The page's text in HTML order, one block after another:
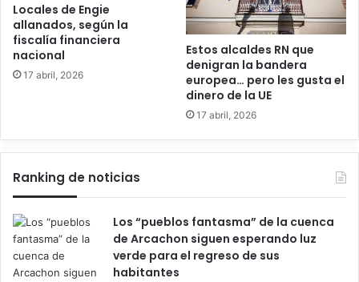
Locales de Engie
allanados, según la
fiscalía financiera
nacional
17 abril, 2026
Estos alcaldes RN que
denigran la bandera
europea… pero les gusta el
dinero de la UE
17 abril, 2026
Ranking de noticias
Los “pueblos fantasma” de la cuenca
de Arcachon siguen esperando luz
verde para el regreso de sus
habitantes